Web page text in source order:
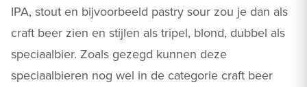
IPA, stout en bijvoorbeeld pastry sour zou je dan als
craft beer zien en stijlen als tripel, blond, dubbel als
speciaalbier. Zoals gezegd kunnen deze
speciaalbieren nog wel in de categorie craft beer